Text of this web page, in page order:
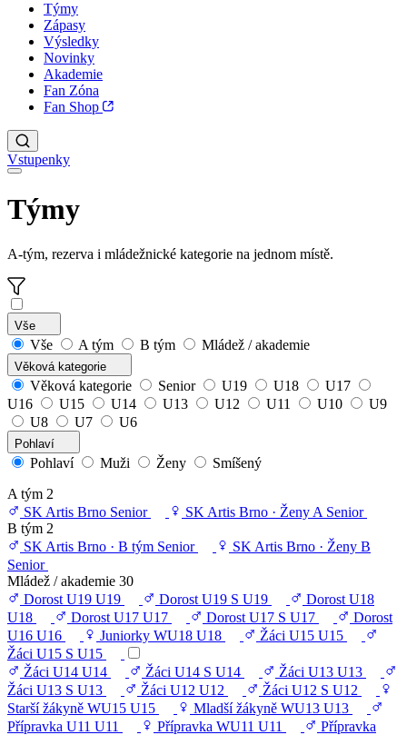
Týmy
Zápasy
Výsledky
Novinky
Akademie
Fan Zóna
Fan Shop
Vstupenky
Týmy
A-tým, rezerva i mládežnické kategorie na jednom místě.
Vše
Vše A tým B tým Mládež / akademie
Věková kategorie
Věková kategorie Senior U19 U18
U17
U16
U15 U14 U13 U12 U11 U10
U9
U8
U7 U6
Pohlaví
Pohlaví Muži Ženy
Smíšený
A tým 2
SK Artis Brno Senior SK Artis Brno · Ženy A Senior
B tým 2
SK Artis Brno · B tým Senior
SK Artis Brno · Ženy B
Senior
Mládež / akademie 30
Dorost U19 U19 Dorost U19 S U19
Dorost U18
U18
Dorost U17 U17 Dorost U17 S U17
Dorost
U16 U16 Juniorky WU18 U18 Žáci U15 U15
Žáci U15 S U15
Žáci U14 U14 Žáci U14 S U14 Žáci U13 U13
Žáci U13 S U13 Žáci U12 U12 Žáci U12 S U12
Starší žákyně WU15 U15 Mladší žákyně WU13 U13
Přípravka U11 U11 Přípravka WU11 U11
Přípravka